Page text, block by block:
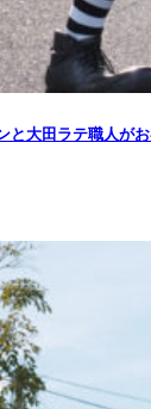
と大田ラテ職人が